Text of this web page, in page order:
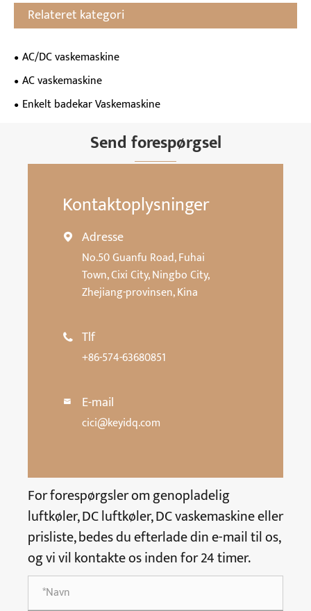
Relateret kategori
AC/DC vaskemaskine
AC vaskemaskine
Enkelt badekar Vaskemaskine
Send forespørgsel
Kontaktoplysninger
 Adresse
No.50 Guanfu Road, Fuhai
Town, Cixi City, Ningbo City,
Zhejiang-provinsen, Kina
 Tlf
+86-574-63680851
 E-mail
cici@keyidq.com
For forespørgsler om genopladelig
luftkøler, DC luftkøler, DC vaskemaskine eller
prisliste, bedes du efterlade din e-mail til os,
og vi vil kontakte os inden for 24 timer.